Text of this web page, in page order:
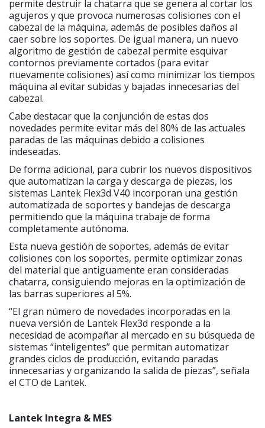
permite destruir la chatarra que se genera al cortar los
agujeros y que provoca numerosas colisiones con el
cabezal de la máquina, además de posibles daños al
caer sobre los soportes. De igual manera, un nuevo
algoritmo de gestión de cabezal permite esquivar
contornos previamente cortados (para evitar
nuevamente colisiones) así como minimizar los tiempos
máquina al evitar subidas y bajadas innecesarias del
cabezal.
Cabe destacar que la conjunción de estas dos
novedades permite evitar más del 80% de las actuales
paradas de las máquinas debido a colisiones
indeseadas.
De forma adicional, para cubrir los nuevos dispositivos
que automatizan la carga y descarga de piezas, los
sistemas Lantek Flex3d V40 incorporan una gestión
automatizada de soportes y bandejas de descarga
permitiendo que la máquina trabaje de forma
completamente autónoma.
Esta nueva gestión de soportes, además de evitar
colisiones con los soportes, permite optimizar zonas
del material que antiguamente eran consideradas
chatarra, consiguiendo mejoras en la optimización de
las barras superiores al 5%.
“El gran número de novedades incorporadas en la
nueva versión de Lantek Flex3d responde a la
necesidad de acompañar al mercado en su búsqueda de
sistemas “inteligentes” que permitan automatizar
grandes ciclos de producción, evitando paradas
innecesarias y organizando la salida de piezas”, señala
el CTO de Lantek.
Lantek Integra & MES